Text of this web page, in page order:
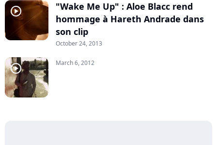
player2
"Wake Me Up" : Aloe Blacc rend
hommage à Hareth Andrade dans
son clip
October 24, 2013
player2 March 6, 2012